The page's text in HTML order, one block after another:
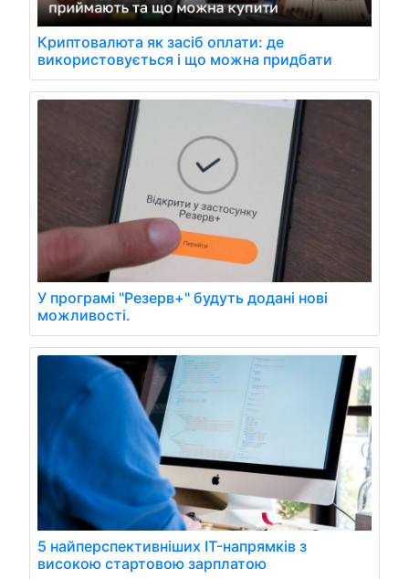
Криптовалюта як засіб оплати: де
використовується і що можна придбати
У програмі "Резерв+" будуть додані нові
можливості.
5 найперспективніших IT-напрямків з
високою стартовою зарплатою